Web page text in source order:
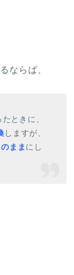
ならば、
ときに、
しますが、
のまま にし